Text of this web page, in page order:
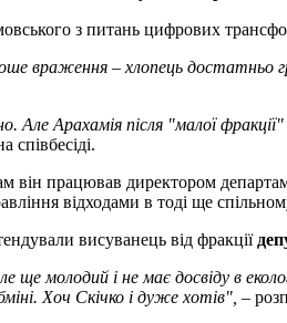
з питань цифрових
враження – хлопець
Але Арахамія після "малої
співбесіді.
він працював директором
відходами в тоді ще
висуванець від фракції
ще молодий і не має досвіду в
Хоч Скічко і дуже хотів", –